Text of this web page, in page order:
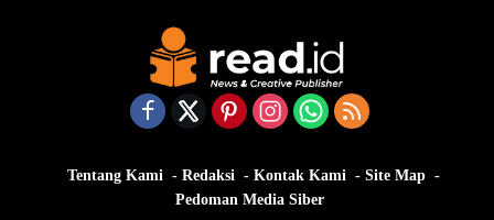
Tentang Kami Redaksi Kontak Kami
Site Map
Pedoman Media Siber